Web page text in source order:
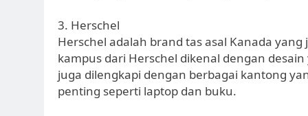
3. Herschel
Herschel adalah brand tas asal Kanada
kampus dari Herschel dikenal dengan
juga dilengkapi dengan berbagai kantong
penting seperti laptop dan buku.